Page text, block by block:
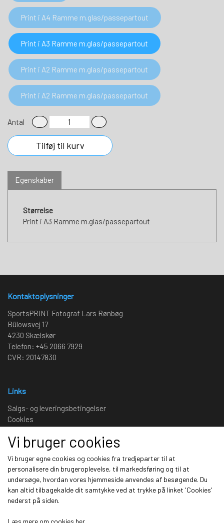
Print i A4 Ramme m.glas/passepartout
Print i A3 Ramme m.glas/passepartout
Print i A2 Ramme m.glas/passepartout
Print i A2 Ramme m.glas/passepartout
Antal
Tilføj til kurv
Egenskaber
Størrelse
Print i A3 Ramme m.glas/passepartout
Kontaktoplysninger
SportsPRINT Fotograf Lars Rønbøg
Bülowsvej 17
4230 Skælskør
Telefon: +45 2066 7929
CVR: 20147830
Links
Salgs- og leveringsbetingelser
Cookies
Kunde login
Sociale medier
Vi bruger cookies
Vi bruger egne cookies og cookies fra tredjeparter til at
personalisere din brugeroplevelse, til markedsføring og til at
undersøge, hvordan vores hjemmeside anvendes af besøgende. Du
kan altid tilbagekalde dit samtykke ved at trykke på linket 'Cookies'
nederst på siden.
Læs mere om cookies her